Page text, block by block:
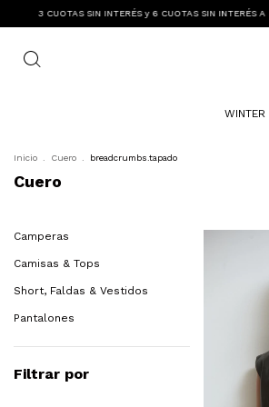
SIN INTERÉS A PARTIR DE $300.000 ENVIO
WINTER
Inicio Cuero breadcrumbs.tapado
Cuero
Camperas
Camisas & Tops
Short, Faldas & Vestidos
Pantalones
Filtrar por